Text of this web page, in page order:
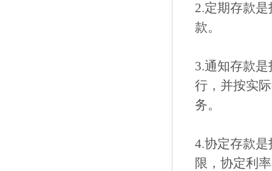
2.定期存款
款。
3.通知存款
行，并按实
务。
4.协定存款
限，协定利